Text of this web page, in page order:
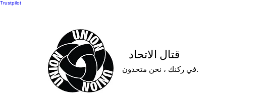
Trustpilot
قتال الاتحاد
في ركنك ، نحن متحدون.